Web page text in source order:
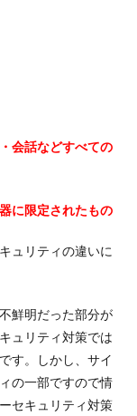
会話などすべての
に限定されたもの
ュリティの違いに
鮮明だった部分が
ュリティ対策では
す。しかし、サイ
の一部ですので情
セキュリティ対策